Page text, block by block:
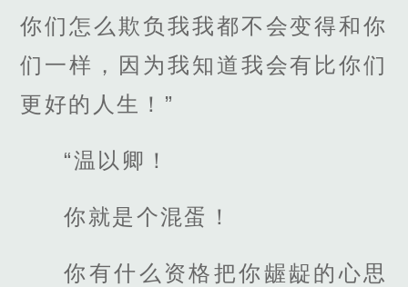
你们怎么欺负我我都不会变得和你
们一样，因为我知道我会有比你们
更好的人生！”
“温以卿！
你就是个混蛋！
你有什么资格把你龌龊的心思